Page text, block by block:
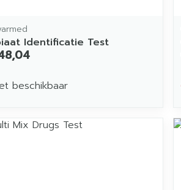
Identificatie Test
beschikbaar